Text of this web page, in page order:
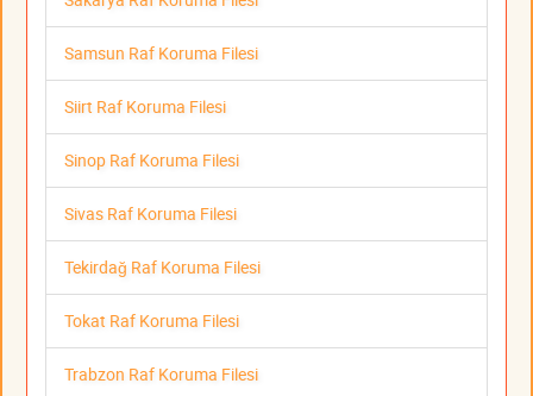
Samsun Raf Koruma Filesi
Siirt Raf Koruma Filesi
Sinop Raf Koruma Filesi
Sivas Raf Koruma Filesi
Tekirdağ Raf Koruma Filesi
Tokat Raf Koruma Filesi
Trabzon Raf Koruma Filesi